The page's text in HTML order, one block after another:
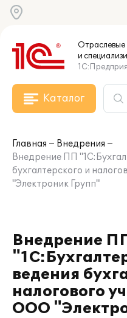
Отраслевые
и
Каталог
Главная
Внедрения
Внедрение ПП
бухгалтерского и
"Электроник Групп"
Внедрение
ведения
налогового
ООО